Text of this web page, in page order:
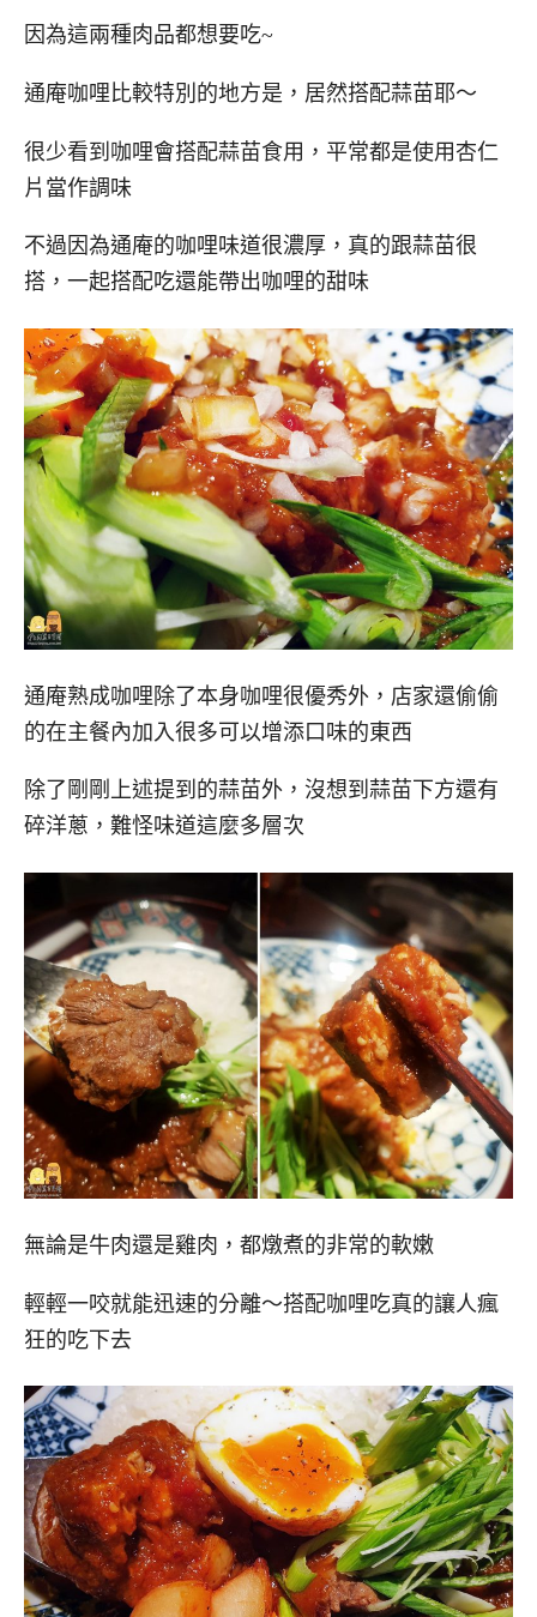
因為這兩種肉品都想要吃~
通庵咖哩比較特別的地方是，居然搭配蒜苗耶～
很少看到咖哩會搭配蒜苗食用，平常都是使用杏仁
片當作調味
不過因為通庵的咖哩味道很濃厚，真的跟蒜苗很
搭，一起搭配吃還能帶出咖哩的甜味
通庵熟成咖哩除了本身咖哩很優秀外，店家還偷偷
的在主餐內加入很多可以增添口味的東西
除了剛剛上述提到的蒜苗外，沒想到蒜苗下方還有
碎洋蔥，難怪味道這麼多層次
無論是牛肉還是雞肉，都燉煮的非常的軟嫩
輕輕一咬就能迅速的分離～搭配咖哩吃真的讓人瘋
狂的吃下去